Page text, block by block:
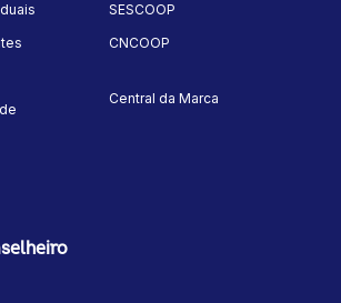
SESCOOP
CNCOOP
Central da Marca